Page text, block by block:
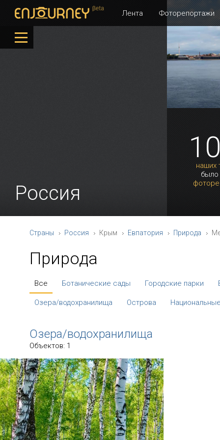
Лента Фоторепортажи
наших
было
Россия
Страны Россия Крым Евпатория Природа
Природа
Все Ботанические сады Городские парки
Озера/водохранилища Острова
Озера/водохранилища
Объектов: 1